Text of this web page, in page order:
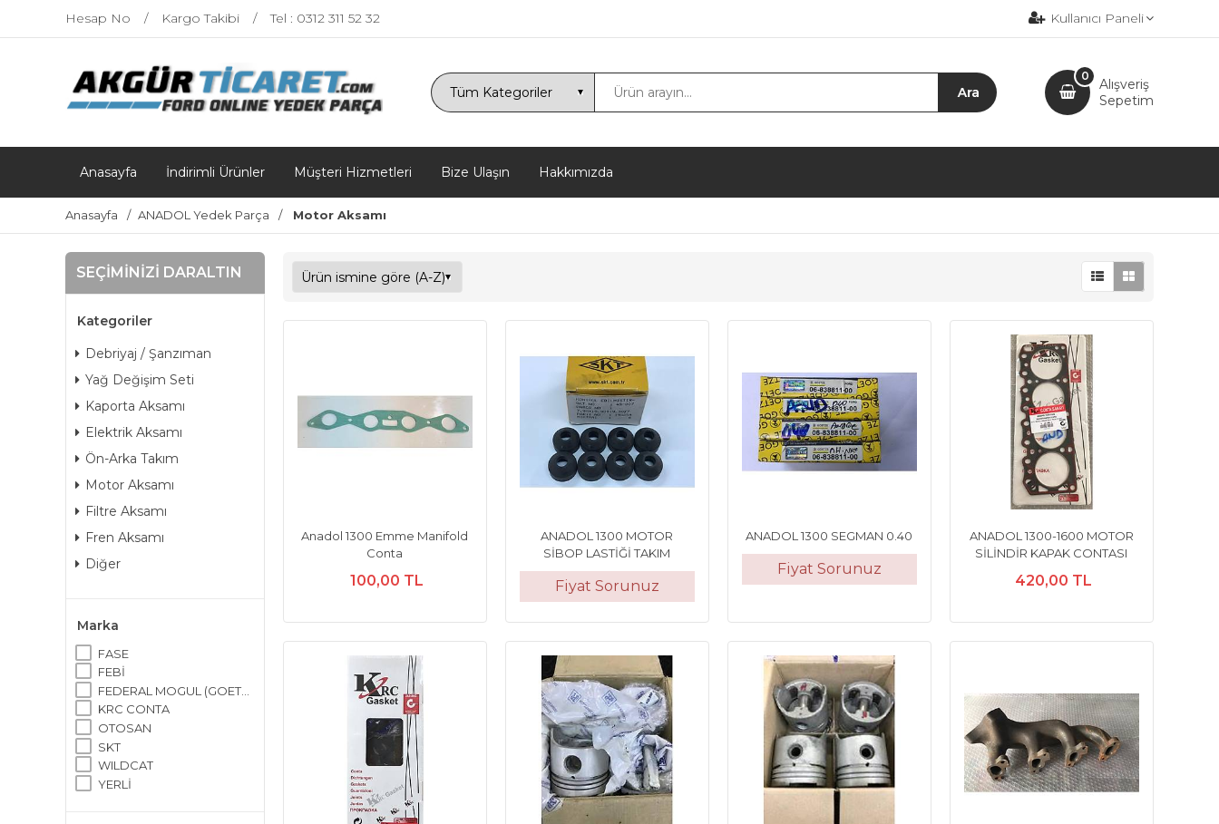
Hesap No Kargo Takibi Tel : 0312 311 52 32 Kullanıcı Paneli
Alışveriş
Sepetim
0
Anasayfa İndirimli Ürünler Müşteri Hizmetleri Bize Ulaşın Hakkımızda
Anasayfa ANADOL Yedek Parça Motor Aksamı
SEÇIMINIZI DARALTIN
Kategoriler
Debriyaj / Şanzıman
Yağ Değişim Seti
Kaporta Aksamı
Elektrik Aksamı
Ön-Arka Takım
Motor Aksamı
Filtre Aksamı
Fren Aksamı
Diğer
Marka
FASE
FEBİ
FEDERAL MOGUL (GOETZE)
KRC CONTA
OTOSAN
SKT
WILDCAT
YERLİ
Anadol 1300 Emme Manifold
Conta
100,00 TL
ANADOL 1300 MOTOR
SİBOP LASTİĞİ TAKIM
Fiyat Sorunuz
ANADOL 1300 SEGMAN 0.40
Fiyat Sorunuz
ANADOL 1300-1600 MOTOR
SİLİNDİR KAPAK CONTASI
420,00 TL